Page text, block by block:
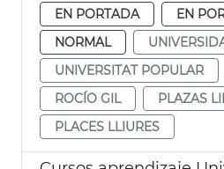
EN PORTADA
EN
NORMAL
UNIVERSITAT POPULAR
ROCÍO GIL
PLAZAS
PLACES LLIURES